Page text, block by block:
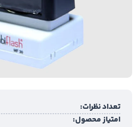
تعداد نظرات:
امتیاز محصول: